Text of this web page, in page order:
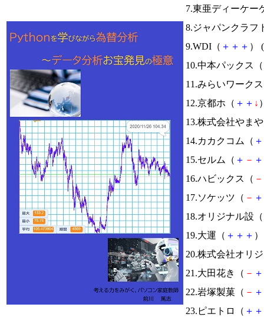
7.東亜ディーケー
8.ジャパンクラフ
9.WDI（ ＋ ＋ ＋ ） (
10.中本パックス（
11.みらいワーク
12.京都ホ（ ＋ ＋ ↓
13.株式会社やま
14.カカクコム（ ＋
15.セルム（ ＋ － ＋
16.ハビックス（ －
17.ソケッツ（ － ＋
18.オリジナル設（
19.大運（ ＋ ＋ ＋
20.株式会社オリ
21.大田花き（ － ＋
22.岩塚製菓（ － ＋
23.ピエトロ（ ＋ ＋